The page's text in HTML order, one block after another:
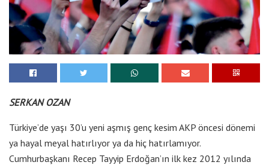
SERKAN OZAN
Türkiye’de yaşı 30’u yeni aşmış genç kesim AKP öncesi dönemi
ya hayal meyal hatırlıyor ya da hiç hatırlamıyor.
Cumhurbaşkanı Recep Tayyip Erdoğan’ın ilk kez 2012 yılında